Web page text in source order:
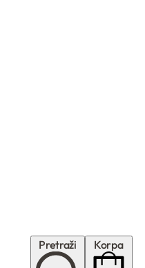
Pretraži Korpa